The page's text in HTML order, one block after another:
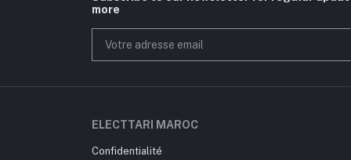
more
ELECTTARI MAROC
Confidentialité